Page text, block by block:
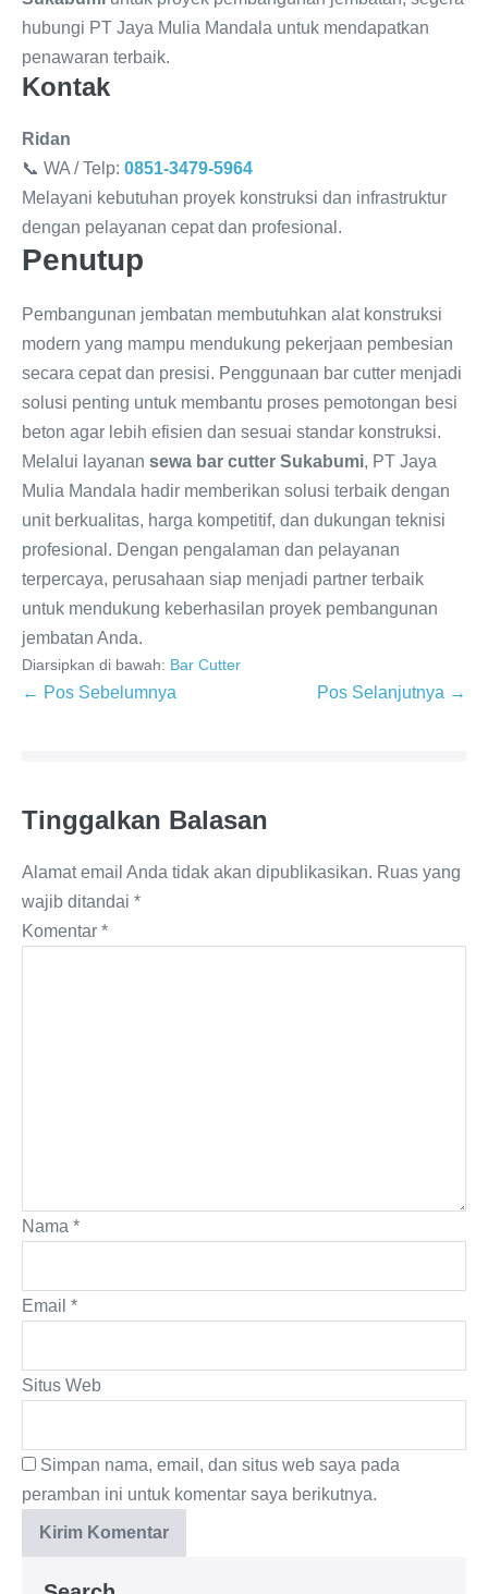
hubungi PT Jaya Mulia Mandala untuk mendapatkan
penawaran terbaik.
Kontak
Ridan
📞 WA / Telp: 0851-3479-5964
Melayani kebutuhan proyek konstruksi dan infrastruktur
dengan pelayanan cepat dan profesional.
Penutup
Pembangunan jembatan membutuhkan alat konstruksi
modern yang mampu mendukung pekerjaan pembesian
secara cepat dan presisi. Penggunaan bar cutter menjadi
solusi penting untuk membantu proses pemotongan besi
beton agar lebih efisien dan sesuai standar konstruksi.
Melalui layanan sewa bar cutter Sukabumi, PT Jaya
Mulia Mandala hadir memberikan solusi terbaik dengan
unit berkualitas, harga kompetitif, dan dukungan teknisi
profesional. Dengan pengalaman dan pelayanan
terpercaya, perusahaan siap menjadi partner terbaik
untuk mendukung keberhasilan proyek pembangunan
jembatan Anda.
Diarsipkan di bawah: Bar Cutter
← Pos Sebelumnya Pos Selanjutnya →
Tinggalkan Balasan
Alamat email Anda tidak akan dipublikasikan. Ruas yang
wajib ditandai *
Komentar *
Nama *
Email *
Situs Web
Simpan nama, email, dan situs web saya pada
peramban ini untuk komentar saya berikutnya.